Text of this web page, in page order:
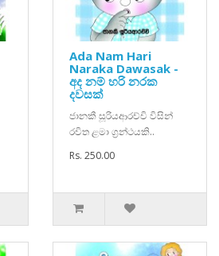
Ada Nam Hari
Naraka Dawasak -
අද නම් හරි නරක
දවසක්
ජානකී සූරියආරච්චි විසින්
රචිත ළමා ග්‍රන්ථයකි..
Rs. 250.00